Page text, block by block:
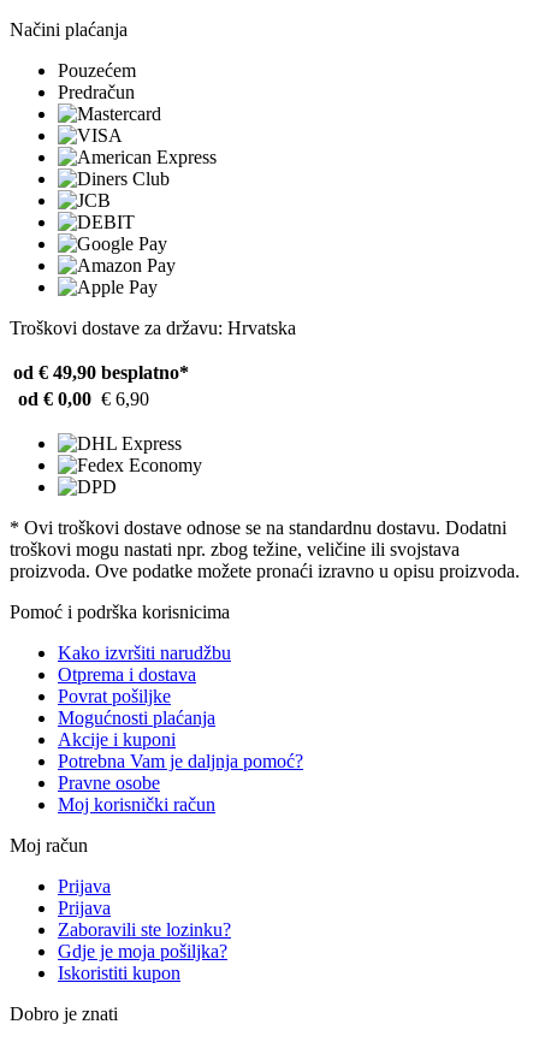
Načini plaćanja
Pouzećem
Predračun
Troškovi dostave za državu: Hrvatska
od € 49,90 besplatno*
od € 0,00 € 6,90
* Ovi troškovi dostave odnose se na standardnu ​​dostavu. Dodatni
troškovi mogu nastati npr. zbog težine, veličine ili svojstava
proizvoda. Ove podatke možete pronaći izravno u opisu proizvoda.
Pomoć i podrška korisnicima
Kako izvršiti narudžbu
Otprema i dostava
Povrat pošiljke
Mogućnosti plaćanja
Akcije i kuponi
Potrebna Vam je daljnja pomoć?
Pravne osobe
Moj korisnički račun
Moj račun
Prijava
Prijava
Zaboravili ste lozinku?
Gdje je moja pošiljka?
Iskoristiti kupon
Dobro je znati